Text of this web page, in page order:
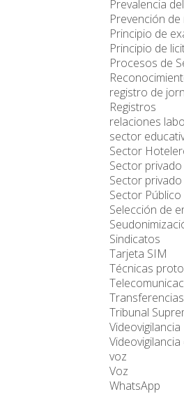
Prevalencia
Prevención
Principio de
Principio de
Procesos de
registro de
Registros
relaciones
sector
Sector
Sector privado
Sector privado
Sector Público
Selección de
Sindicatos
Tarjeta SIM
Técnicas
Tribunal
Videovigilancia
voz
Voz
WhatsApp